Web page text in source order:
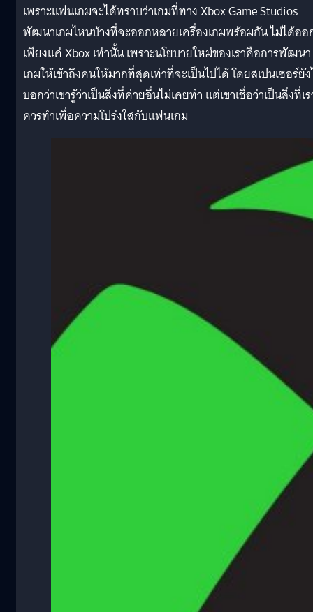
เพราะแฟนเกมจะได้ทราบว่าเกมที่ทาง Xbox Game Studios
พัฒนาเกมไหนบ้างที่จะออกหลายเครื่องเกมพร้อมกัน ไม่ได้ออ
เพียงแค่ Xbox เท่านั้น เพราะนโยบายใหม่ของเราคือการพัฒนา
เกมให้เข้าถึงคนให้มากที่สุดเท่าที่จะเป็นไปได้ โดยสเปนเซอร์ยั
บอกว่าเขารู้ว่าเป็นสิ่งที่ค่ายอื่นไม่เคยทำ แต่เขาเชื่อว่าเป็นสิ่งที่เ
ควรทำเพื่อความโปร่งใสกับแฟนเกม